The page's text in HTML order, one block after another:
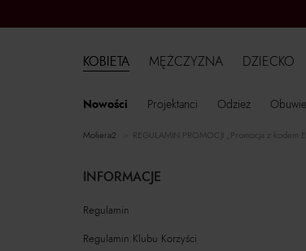
KOBIETA
Nowości Projektanci Odzież Obuwie
MĘŻCZYZNA DZIECKO
moliera2 REGULAMIN PROMOCJI „Promocja z kodem
INFORMACJE
Regulamin
Regulamin Klubu Korzyści